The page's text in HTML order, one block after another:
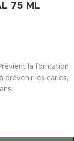
75 ML
la formation
prévenir les caries,